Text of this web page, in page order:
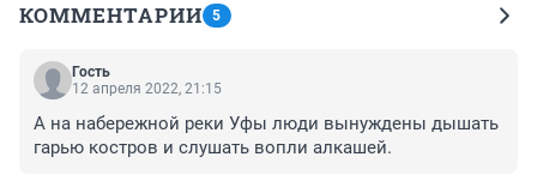
КОММЕНТАРИИ 5
Гость
12 апреля 2022, 21:15
А на набережной реки Уфы люди вынуждены дышать
гарью костров и слушать вопли алкашей.